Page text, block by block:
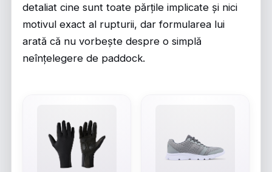
detaliat cine sunt toate părțile implicate și nici
motivul exact al rupturii, dar formularea lui
arată că nu vorbește despre o simplă
neînțelegere de paddock.